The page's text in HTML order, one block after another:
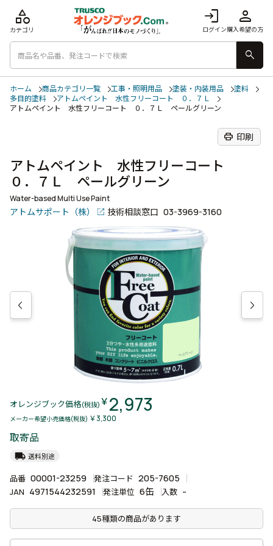
login
ログイン
person
購入希望の方
category
カテゴリ
search
ホーム 商品カテゴリ一覧 工事・照明用品 塗装・内装用品
塗料
多目的塗料
アトムペイント 水性フリーコート ０．７Ｌ
アトムペイント 水性フリーコート ０．７Ｌ ペールグリーン
print 印刷
アトムペイント 水性フリーコート
０．７Ｌ ペールグリーン
Water-based Multi Use Paint
アトムサポート（株） 技術相談窓口 03-3969-3160
オレンジブック価格(税抜) ￥2,973
メーカー希望小売価格(税抜) ￥3,300
取寄品
local_shipping 送料別途
品番 00001-23259 発注コード 205-7605
JAN 4971544232591 発注単位 6缶 入数 -
45種類の商品があります